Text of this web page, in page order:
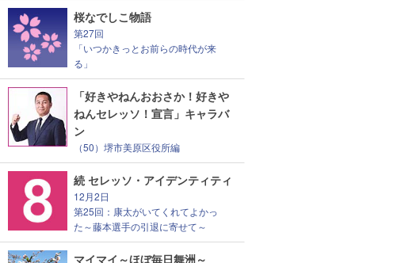
桜なでしこ物語
第27回
「いつかきっとお前らの時代が来
る」
「好きやねんおおさか！好きや
ねんセレッソ！宣言」キャラバ
ン
（50）堺市美原区役所編
続 セレッソ・アイデンティティ
12月2日
第25回：康太がいてくれてよかっ
た～藤本選手の引退に寄せて～
マイマイ～ほぼ毎日舞洲～